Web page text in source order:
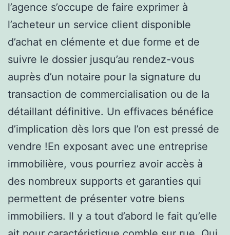
l’agence s’occupe de faire exprimer à
l’acheteur un service client disponible
d’achat en clémente et due forme et de
suivre le dossier jusqu’au rendez-vous
auprès d’un notaire pour la signature du
transaction de commercialisation ou de la
détaillant définitive. Un effivaces bénéfice
d’implication dès lors que l’on est pressé de
vendre !En exposant avec une entreprise
immobilière, vous pourriez avoir accès à
des nombreux supports et garanties qui
permettent de présenter votre biens
immobiliers. Il y a tout d’abord le fait qu’elle